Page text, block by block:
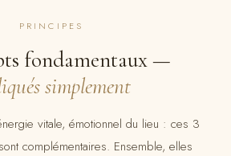
PRINCIPES
fondamentaux —
simplement
vitale, émotionnel du lieu : ces 3
complémentaires. Ensemble, elles